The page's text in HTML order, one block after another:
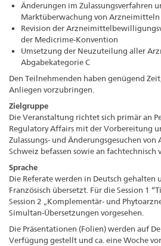
Änderungen im Zulassungsverfahren
Marktüberwachung von Arzneimitteln
Revision der
der Medicrime-Konvention
Umsetzung der Neuzuteilung aller
Abgabekategorie C
Den Teilnehmenden haben genügend
Anliegen vorzubringen.
Zielgruppe
Die Veranstaltung richtet sich primär an
Regulatory Affairs mit der Vorbereitung
Zulassungs- und Änderungsgesuchen
Schweiz befassen sowie an
Sprache
Die Referate werden in Deutsch gehalten
Französisch übersetzt. Für die Session 1
Session 2 „Komplementär- und
Simultan-Übersetzungen vorgesehen.
Die Präsentationen (Folien) werden auf
Verfügung gestellt und ca. eine Woche